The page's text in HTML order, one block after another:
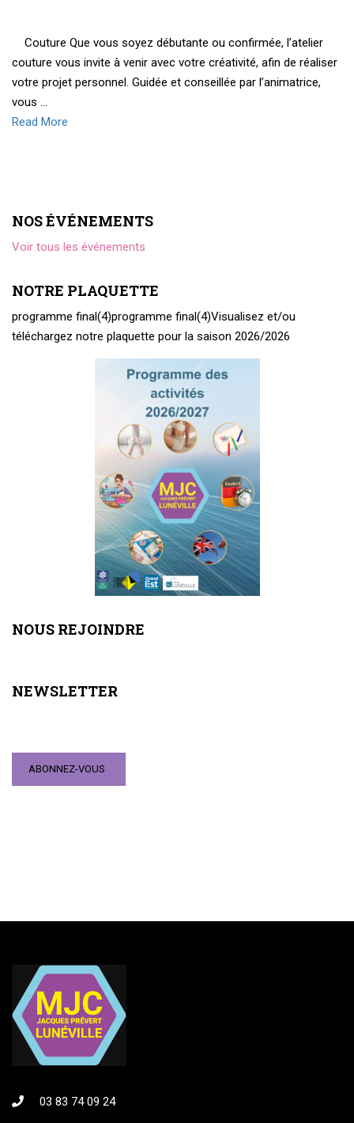
Couture Que vous soyez débutante ou confirmée, l’atelier
couture vous invite à venir avec votre créativité, afin de réaliser
votre projet personnel. Guidée et conseillée par l’animatrice,
vous …
Read More
NOS ÉVÉNEMENTS
Voir tous les événements
NOTRE PLAQUETTE
programme final(4)programme final(4)Visualisez et/ou
téléchargez notre plaquette pour la saison 2026/2026
NOUS REJOINDRE
NEWSLETTER
03 83 74 09 24